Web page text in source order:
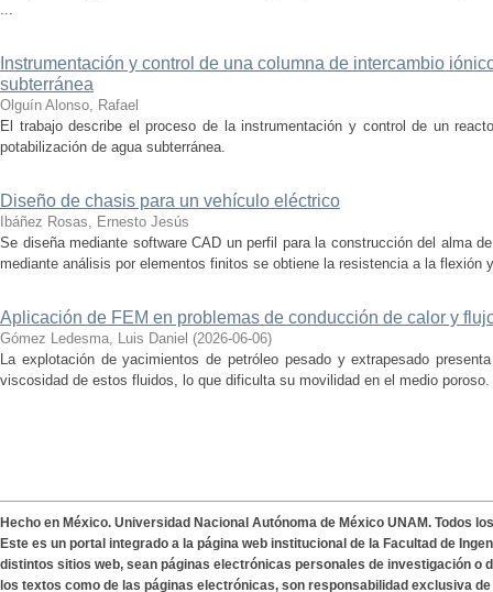
...
Instrumentación y control de una columna de intercambio
subterránea
Olguín Alonso, Rafael
El trabajo describe el proceso de la instrumentación y control de un
potabilización de agua subterránea.
Diseño de chasis para un vehículo eléctrico
Ibáñez Rosas, Ernesto Jesús
Se diseña mediante software CAD un perfil para la construcción del alma
mediante análisis por elementos finitos se obtiene la resistencia a la flexión
Aplicación de FEM en problemas de conducción de calor y
Gómez Ledesma, Luis Daniel (2026-06-06)
La explotación de yacimientos de petróleo pesado y extrapesado
viscosidad de estos fluidos, lo que dificulta su movilidad en el medio
Hecho en México. Universidad Nacional Autónoma de México UNAM. Todos
Este es un portal integrado a la página web institucional de la Facultad de
distintos sitios web, sean páginas electrónicas personales de investigación o
los textos como de las páginas electrónicas, son responsabilidad exclusiva